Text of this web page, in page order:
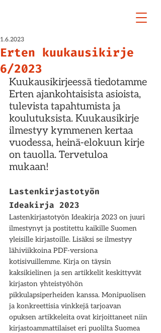
Erten kuukausikirje
6/2023
1.6.2023
Kuukausikirjeessä tiedotamme
Erten ajankohtaisista asioista,
tulevista tapahtumista ja
koulutuksista. Kuukausikirje
ilmestyy kymmenen kertaa
vuodessa, heinä-elokuun kirje
on tauolla. Tervetuloa
mukaan!
Lastenkirjastotyön
Ideakirja 2023
Lastenkirjastotyön Ideakirja 2023 on juuri
ilmestynyt ja postitettu kaikille Suomen
yleisille kirjastoille. Lisäksi se ilmestyy
lähiviikkoina PDF-versiona
kotisivuillemme. Kirja on täysin
kaksikielinen ja sen artikkelit keskittyvät
kirjaston yhteistyöhön
pikkulapsiperheiden kanssa. Monipuolisen
ja konkreettisia vinkkejä tarjoavan
opuksen artikkeleita ovat kirjoittaneet niin
kirjastoammattilaiset eri puolilta Suomea